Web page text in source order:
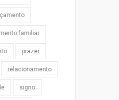
familiar
prazer
relacionamento
signo